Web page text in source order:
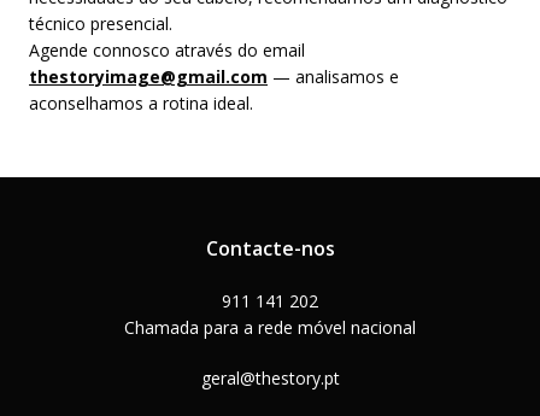
técnico presencial.
Agende connosco através do email
thestoryimage@gmail.com — analisamos e
aconselhamos a rotina ideal.
Contacte-nos
911 141 202
Chamada para a rede móvel nacional
geral@thestory.pt